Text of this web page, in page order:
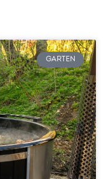
GARTEN